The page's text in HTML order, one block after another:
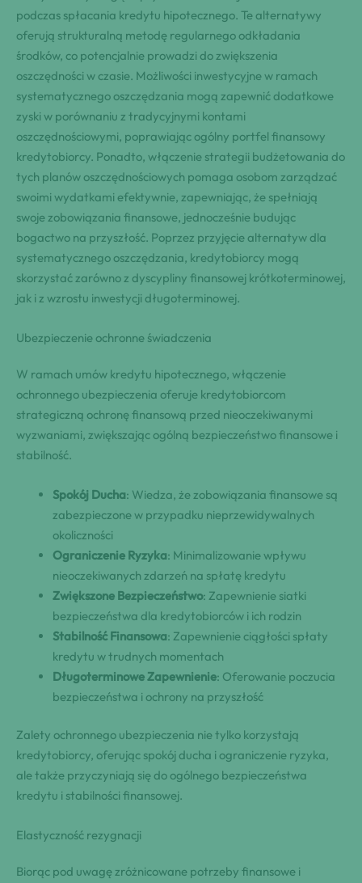
podczas spłacania kredytu hipotecznego. Te alternatywy
oferują strukturalną metodę regularnego odkładania
środków, co potencjalnie prowadzi do zwiększenia
oszczędności w czasie. Możliwości inwestycyjne w ramach
systematycznego oszczędzania mogą zapewnić dodatkowe
zyski w porównaniu z tradycyjnymi kontami
oszczędnościowymi, poprawiając ogólny portfel finansowy
kredytobiorcy. Ponadto, włączenie strategii budżetowania do
tych planów oszczędnościowych pomaga osobom zarządzać
swoimi wydatkami efektywnie, zapewniając, że spełniają
swoje zobowiązania finansowe, jednocześnie budując
bogactwo na przyszłość. Poprzez przyjęcie alternatyw dla
systematycznego oszczędzania, kredytobiorcy mogą
skorzystać zarówno z dyscypliny finansowej krótkoterminowej,
jak i z wzrostu inwestycji długoterminowej.
Ubezpieczenie ochronne świadczenia
W ramach umów kredytu hipotecznego, włączenie
ochronnego ubezpieczenia oferuje kredytobiorcom
strategiczną ochronę finansową przed nieoczekiwanymi
wyzwaniami, zwiększając ogólną bezpieczeństwo finansowe i
stabilność.
Spokój Ducha: Wiedza, że zobowiązania finansowe są
zabezpieczone w przypadku nieprzewidywalnych
okoliczności
Ograniczenie Ryzyka: Minimalizowanie wpływu
nieoczekiwanych zdarzeń na spłatę kredytu
Zwiększone Bezpieczeństwo: Zapewnienie siatki
bezpieczeństwa dla kredytobiorców i ich rodzin
Stabilność Finansowa: Zapewnienie ciągłości spłaty
kredytu w trudnych momentach
Długoterminowe Zapewnienie: Oferowanie poczucia
bezpieczeństwa i ochrony na przyszłość
Zalety ochronnego ubezpieczenia nie tylko korzystają
kredytobiorcy, oferując spokój ducha i ograniczenie ryzyka,
ale także przyczyniają się do ogólnego bezpieczeństwa
kredytu i stabilności finansowej.
Elastyczność rezygnacji
Biorąc pod uwagę zróżnicowane potrzeby finansowe i